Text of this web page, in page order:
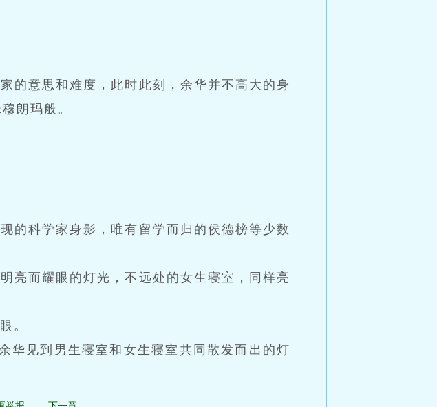
的意思和难度，此时此刻，余华并不高大的身
朗玛般。
的科学家身影，唯有留学而归的侯德榜等少数
亮而耀眼的灯光，不远处的女生寝室，同样亮
。
华见到男生寝室和女生寝室共同散发而出的灯